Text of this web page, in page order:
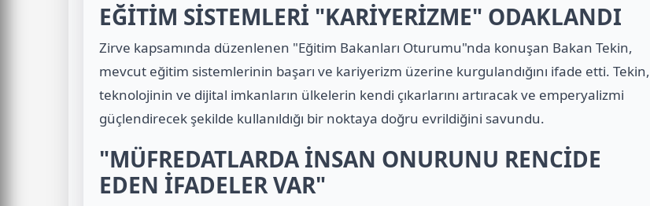
EĞİTİM SİSTEMLERİ "KARİYERİZME" ODAKLANDI
Zirve kapsamında düzenlenen "Eğitim Bakanları Oturumu"nda konuşan Bakan Tekin,
mevcut eğitim sistemlerinin başarı ve kariyerizm üzerine kurgulandığını ifade etti. Tekin,
teknolojinin ve dijital imkanların ülkelerin kendi çıkarlarını artıracak ve emperyalizmi
güçlendirecek şekilde kullanıldığı bir noktaya doğru evrildiğini savundu.
"MÜFREDATLARDA İNSAN ONURUNU RENCİDE
EDEN İFADELER VAR"